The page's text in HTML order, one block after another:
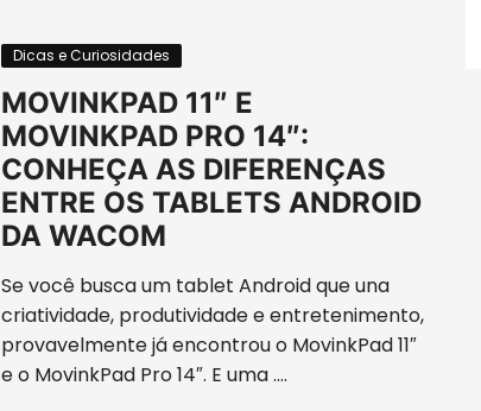
Dicas e Curiosidades
MOVINKPAD 11″ E
MOVINKPAD PRO 14″:
CONHEÇA AS DIFERENÇAS
ENTRE OS TABLETS ANDROID
DA WACOM
Se você busca um tablet Android que una
criatividade, produtividade e entretenimento,
provavelmente já encontrou o MovinkPad 11″
e o MovinkPad Pro 14″. E uma ….